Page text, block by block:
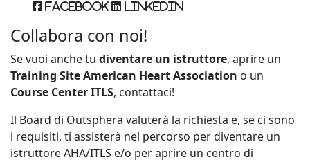
Facebook Linkedin
Collabora con noi!
Se vuoi anche tu diventare un istruttore, aprire un
Training Site American Heart Association o un
Course Center ITLS, contattaci!
Il Board di Outsphera valuterà la richiesta e, se ci sono
i requisiti, ti assisterà nel percorso per diventare un
istruttore AHA/ITLS e/o per aprire un centro di